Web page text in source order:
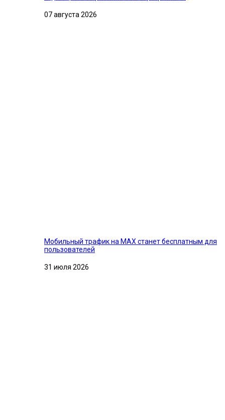
07 августа 2026
Мобильный трафик на MAX станет бесплатным для
пользователей
31 июля 2026